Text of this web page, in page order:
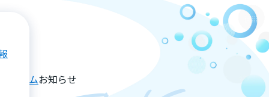
ホームお知らせ